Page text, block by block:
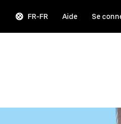
FR-FR Aide Se